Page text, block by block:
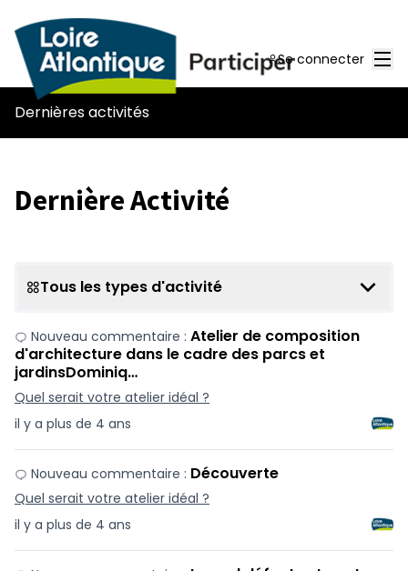
Se connecter
Dernières activités
Dernière Activité
Tous les types d'activité
il y a plus de 4 ans
Nouveau commentaire : Atelier de composition
d'architecture dans le cadre des parcs et
jardinsDominiq…
Quel serait votre atelier idéal ?
il y a plus de 4 ans
Nouveau commentaire : Découverte
Quel serait votre atelier idéal ?